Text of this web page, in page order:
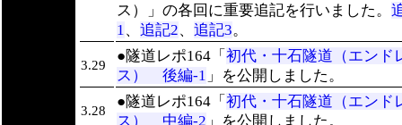
ス）」の各回に重要追記を行いました。
1、 追記2、 追記3。
3.29
●隧道レポ164「 初代・十石隧道（エンド
ス） 後編-1 」を公開しました。
3.28
●隧道レポ164「 初代・十石隧道（エンド
ス） 中編-2 」を公開しました。